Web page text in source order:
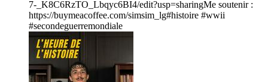
7-_K8C6RzTO_Lbqyc6BI4/edit?usp=sharingMe soutenir :
https://buymeacoffee.com/simsim_lg#histoire #wwii
#secondeguerremondiale